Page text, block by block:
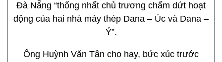
Đà Nẵng “thống nhất chủ trương chấm dứt hoạt
động của hai nhà máy thép Dana – Úc và Dana –
Ý”.
Ông Huỳnh Văn Tân cho hay, bức xúc trước